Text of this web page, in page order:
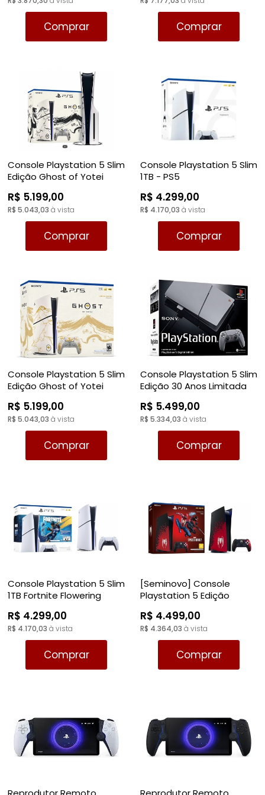
TIRO: 1ª PESSOA: FPS
TIRO: 3ª PESSOA
VR - REALIDADE VIRTUAL
LUTA
PLATAFORMA
TIRO; 1ª PESSOA
TIRO; 3ª PESSOA
VOLANTE
RPG
SIMULADOR
TIRO: 3ª PESSOA
Comprar Comprar
Console Playstation 5 Slim
Edição Ghost of Yotei
R$ 5.199,00
R$ 5.043,03 à vista
Comprar
Console Playstation 5 Slim
1TB - PS5
R$ 4.299,00
R$ 4.170,03 à vista
Comprar
Console Playstation 5 Slim
Edição Ghost of Yotei
R$ 5.199,00
R$ 5.043,03 à vista
Comprar
Console Playstation 5 Slim
Edição 30 Anos Limitada
R$ 5.499,00
R$ 5.334,03 à vista
Comprar
Console Playstation 5 Slim
1TB Fortnite Flowering
R$ 4.299,00
R$ 4.170,03 à vista
Comprar
[Seminovo] Console
Playstation 5 Edição
R$ 4.499,00
R$ 4.364,03 à vista
Comprar